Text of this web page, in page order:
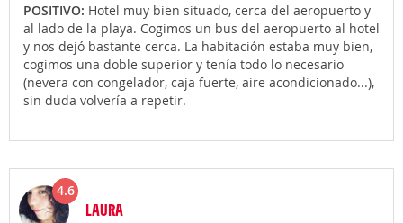
POSITIVO: Hotel muy bien situado, cerca del aeropuerto y
al lado de la playa. Cogimos un bus del aeropuerto al hotel
y nos dejó bastante cerca. La habitación estaba muy bien,
cogimos una doble superior y tenía todo lo necesario
(nevera con congelador, caja fuerte, aire acondicionado...),
sin duda volvería a repetir.
4.6
LAURA